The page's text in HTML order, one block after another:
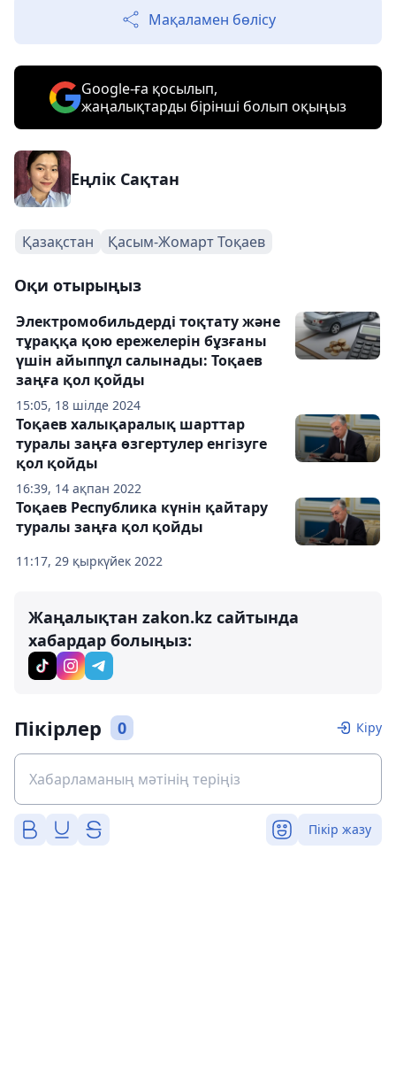
Мақаламен бөлісу
Google-ға қосылып,
жаңалықтарды бірінші болып оқыңыз
Еңлік Сақтан
Қазақстан Қасым-Жомарт Тоқаев
Оқи отырыңыз
15:05, 18 шілде 2024
Электромобильдерді тоқтату және
тұраққа қою ережелерін бұзғаны
үшін айыппұл салынады: Тоқаев
заңға қол қойды
16:39, 14 ақпан 2022
Тоқаев халықаралық шарттар
туралы заңға өзгертулер енгізуге
қол қойды
11:17, 29 қыркүйек 2022
Тоқаев Республика күнін қайтару
туралы заңға қол қойды
Жаңалықтан zakon.kz сайтында
хабардар болыңыз:
Пікірлер 0 Кіру
Пікір жазу